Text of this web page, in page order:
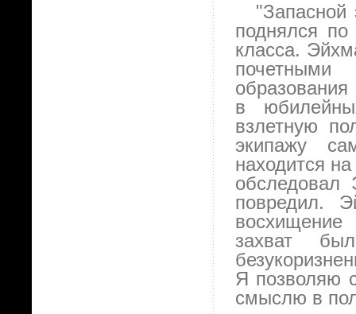
"Запасной
поднялся
класса.
в
взлетную
экипажу
находится
повредил.
захват
Я позволяю
смыслю в